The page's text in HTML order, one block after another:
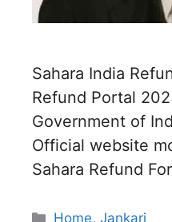
Sahara India
Refund Portal
Government of
Official website
Sahara Refund
Categories
Home,Jankari